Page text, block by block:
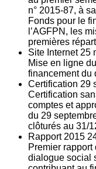
n° 2015-87, à
Fonds pour le
l’AGFPN, les
premières
Site Internet 25
Mise en ligne
financement du
Certification 29
Certification
comptes et
du 29
clôturés au 31/
Rapport 2015
Premier
dialogue social